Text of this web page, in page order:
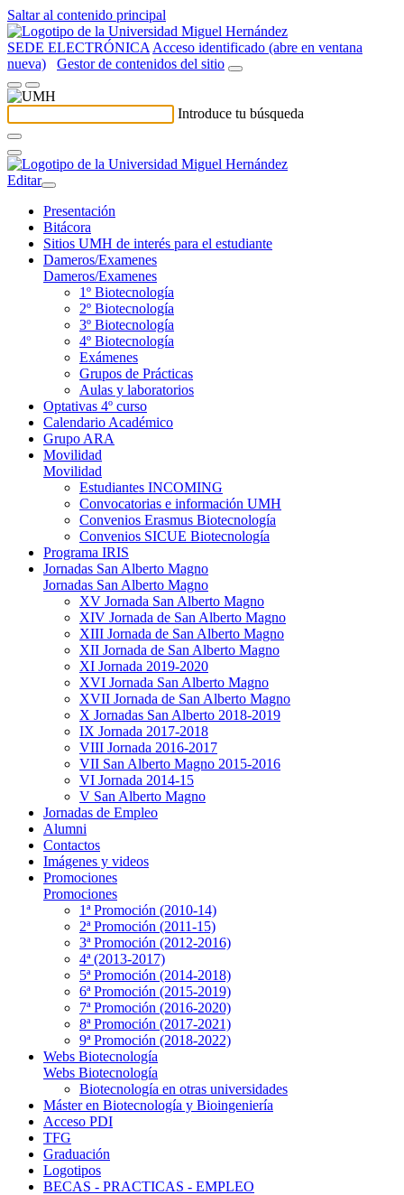
Saltar al contenido principal
SEDE ELECTRÓNICA Acceso identificado (abre en ventana
nueva)
Gestor de contenidos del sitio
Introduce tu búsqueda
Editar
Presentación
Bitácora
Sitios UMH de interés para el estudiante
Dameros/Examenes
Dameros/Examenes
1º Biotecnología
2º Biotecnología
3º Biotecnología
4º Biotecnología
Exámenes
Grupos de Prácticas
Aulas y laboratorios
Optativas 4º curso
Calendario Académico
Grupo ARA
Movilidad
Movilidad
Estudiantes INCOMING
Convocatorias e información UMH
Convenios Erasmus Biotecnología
Convenios SICUE Biotecnología
Programa IRIS
Jornadas San Alberto Magno
Jornadas San Alberto Magno
XV Jornada San Alberto Magno
XIV Jornada de San Alberto Magno
XIII Jornada de San Alberto Magno
XII Jornada de San Alberto Magno
XI Jornada 2019-2020
XVI Jornada San Alberto Magno
XVII Jornada de San Alberto Magno
X Jornadas San Alberto 2018-2019
IX Jornada 2017-2018
VIII Jornada 2016-2017
VII San Alberto Magno 2015-2016
VI Jornada 2014-15
V San Alberto Magno
Jornadas de Empleo
Alumni
Contactos
Imágenes y videos
Promociones
Promociones
1ª Promoción (2010-14)
2ª Promoción (2011-15)
3ª Promoción (2012-2016)
4ª (2013-2017)
5ª Promoción (2014-2018)
6ª Promoción (2015-2019)
7ª Promoción (2016-2020)
8ª Promoción (2017-2021)
9ª Promoción (2018-2022)
Webs Biotecnología
Webs Biotecnología
Biotecnología en otras universidades
Máster en Biotecnología y Bioingeniería
Acceso PDI
TFG
Graduación
Logotipos
BECAS - PRACTICAS - EMPLEO